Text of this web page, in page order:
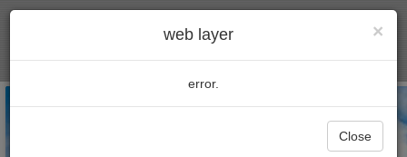
×
web layer
error.
Close